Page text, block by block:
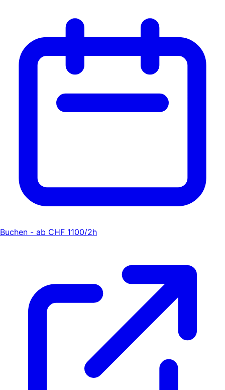
Buchen - ab CHF 1100/2h